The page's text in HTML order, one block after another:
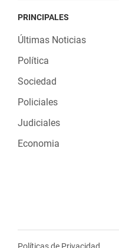
PRINCIPALES
Últimas Noticias
Política
Sociedad
Policiales
Judiciales
Economia